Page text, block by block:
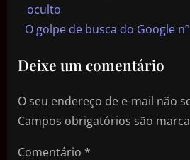
oculto
O golpe de busca do Google
Deixe um comentário
O seu endereço de e-mail não
Campos obrigatórios são
Comentário *